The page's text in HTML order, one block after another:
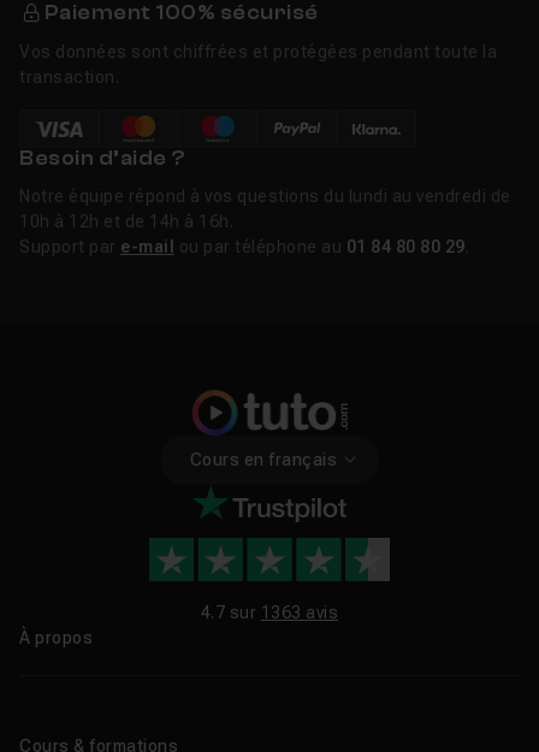
Paiement 100% sécurisé
Vos données sont chiffrées et protégées pendant toute la
transaction.
Besoin d’aide ?
Notre équipe répond à vos questions du lundi au vendredi de
10h à 12h et de 14h à 16h.
Support par e-mail ou par téléphone au 01 84 80 80 29
Cours en français
4.7 sur 1363 avis
À propos
Cours & formations